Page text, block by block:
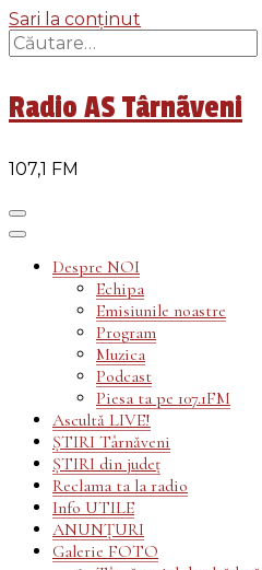
Sari la conținut
Caută
după:
Radio AS Târnãveni
107,1 FM
Despre NOI
Echipa
Emisiunile noastre
Program
Muzica
Podcast
Piesa ta pe 107.1FM
Ascultă LIVE!
ȘTIRI Târnăveni
ȘTIRI din județ
Reclama ta la radio
Info UTILE
ANUNȚURI
Galerie FOTO